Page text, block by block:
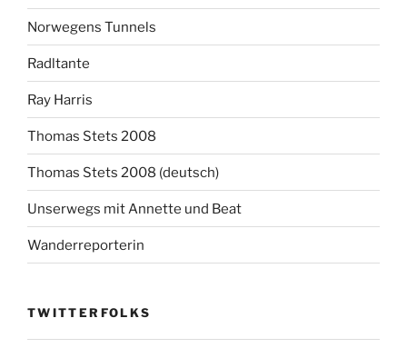
Norwegens Tunnels
Radltante
Ray Harris
Thomas Stets 2008
Thomas Stets 2008 (deutsch)
Unserwegs mit Annette und Beat
Wanderreporterin
TWITTERFOLKS